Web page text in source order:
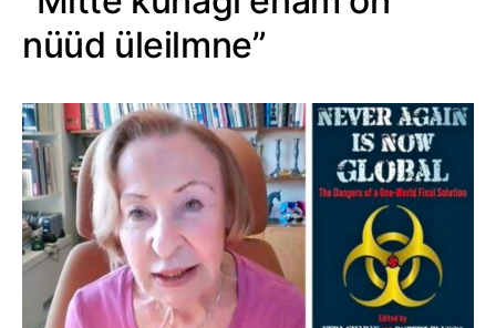
nüüd üleilmne”